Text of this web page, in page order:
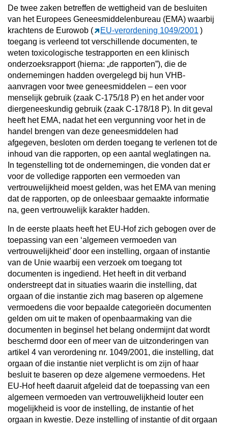
De twee zaken betreffen de wettigheid van de besluiten
van het Europees Geneesmiddelenbureau (EMA) waarbij
krachtens de Eurowob (
EU-verordening 1049/2001 )
toegang is verleend tot verschillende documenten, te
weten toxicologische testrapporten en een klinisch
onderzoeksrapport (hierna: „de rapporten”), die de
ondernemingen hadden overgelegd bij hun VHB-
aanvragen voor twee geneesmiddelen – een voor
menselijk gebruik (zaak C-175/18 P) en het ander voor
diergeneeskundig gebruik (zaak C-178/18 P). In dit geval
heeft het EMA, nadat het een vergunning voor het in de
handel brengen van deze geneesmiddelen had
afgegeven, besloten om derden toegang te verlenen tot de
inhoud van die rapporten, op een aantal weglatingen na.
In tegenstelling tot de ondernemingen, die vonden dat er
voor de volledige rapporten een vermoeden van
vertrouwelijkheid moest gelden, was het EMA van mening
dat de rapporten, op de onleesbaar gemaakte informatie
na, geen vertrouwelijk karakter hadden.
In de eerste plaats heeft het EU-Hof zich gebogen over de
toepassing van een ‘algemeen vermoeden van
vertrouwelijkheid’ door een instelling, orgaan of instantie
van de Unie waarbij een verzoek om toegang tot
documenten is ingediend. Het heeft in dit verband
onderstreept dat in situaties waarin die instelling, dat
orgaan of die instantie zich mag baseren op algemene
vermoedens die voor bepaalde categorieën documenten
gelden om uit te maken of openbaarmaking van die
documenten in beginsel het belang ondermijnt dat wordt
beschermd door een of meer van de uitzonderingen van
artikel 4 van verordening nr. 1049/2001, die instelling, dat
orgaan of die instantie niet verplicht is om zijn of haar
besluit te baseren op deze algemene vermoedens. Het
EU-Hof heeft daaruit afgeleid dat de toepassing van een
algemeen vermoeden van vertrouwelijkheid louter een
mogelijkheid is voor de instelling, de instantie of het
orgaan in kwestie. Deze instelling of instantie of dit orgaan